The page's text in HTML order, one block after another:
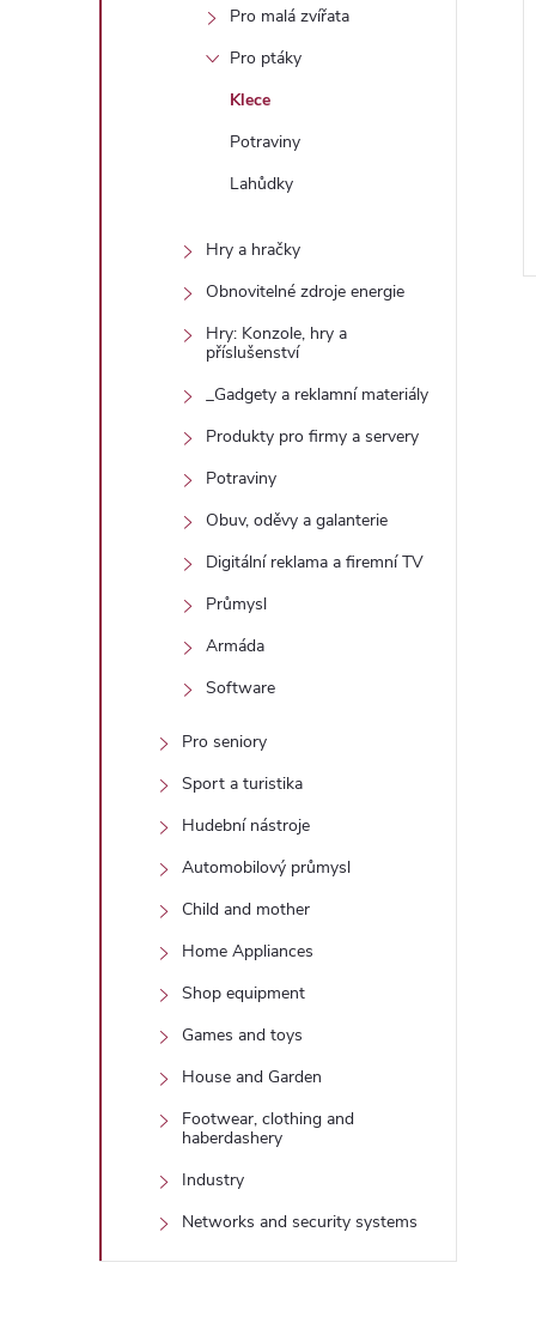
Pro malá zvířata
Pro ptáky
Klece
Potraviny
Lahůdky
Hry a hračky
Obnovitelné zdroje energie
Hry: Konzole, hry a
příslušenství
_Gadgety a reklamní materiály
Produkty pro firmy a servery
Potraviny
Obuv, oděvy a galanterie
Digitální reklama a firemní TV
Průmysl
Armáda
Software
Pro seniory
Sport a turistika
Hudební nástroje
Automobilový průmysl
Child and mother
Home Appliances
Shop equipment
Games and toys
House and Garden
Footwear, clothing and
haberdashery
Industry
Networks and security systems